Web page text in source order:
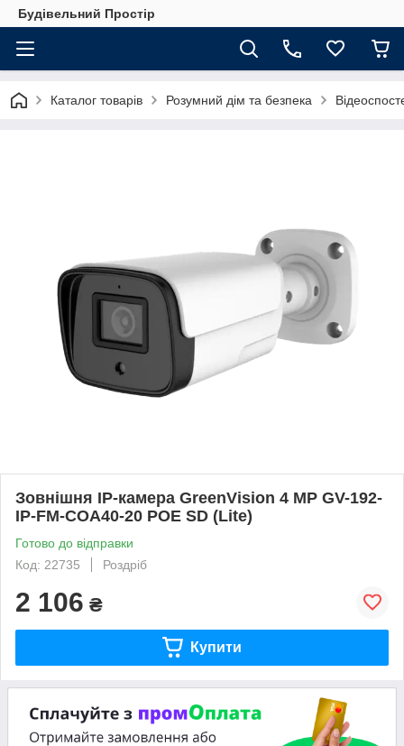
Будівельний Простір
Каталог товарів Розумний дім та безпека
Зовнішня IP-камера GreenVision 4 МР GV-192-
IP-FM-COA40-20 POE SD (Lite)
Готово до відправки
Код: 22735
Роздріб
2 106 ₴
Купити